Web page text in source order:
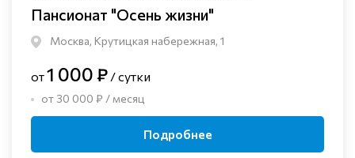
Пансионат "Осень жизни"
Москва, Крутицкая набережная, 1
от1 000 ₽ / сутки
от 30 000 ₽ / месяц
Подробнее